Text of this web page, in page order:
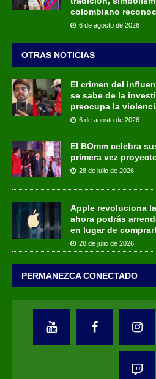
colombiano
6 de agosto de 2026
OTRAS NOTICIAS
El crimen del
se sabe de la
preocupa la
6 de agosto de 2026
El BOmm celebra
primera vez
28 de julio de 2026
Apple revoluciona
ahora podrás
en lugar de
28 de julio de 2026
PERMANEZCA CONECTADO